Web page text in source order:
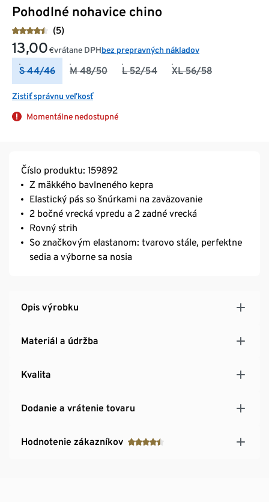
Pohodlné nohavice chino
(5)
13,00 €vrátane DPHbez prepravných nákladov
S 44/46 M 48/50 L 52/54 XL 56/58
Zistiť správnu veľkosť
Momentálne nedostupné
Číslo produktu: 159892
Z mäkkého bavlneného kepra
Elastický pás so šnúrkami na zaväzovanie
2 bočné vrecká vpredu a 2 zadné vrecká
Rovný strih
So značkovým elastanom: tvarovo stále, perfektne
sedia a výborne sa nosia
Opis výrobku
Materiál a údržba
Kvalita
Dodanie a vrátenie tovaru
Hodnotenie zákazníkov